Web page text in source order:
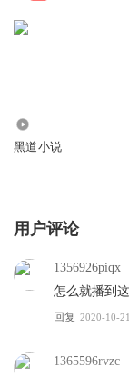
黑道小说
用户评论
1356926piqx
怎么就播到
回复 2020-10-21
1365596rvzc